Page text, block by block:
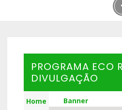
PROGRAMA ECO
DIVULGAÇÃO
Home
Banner